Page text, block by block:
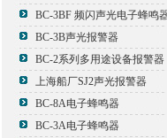
BC-3BF 频闪声光电子蜂鸣
BC-3B声光报警器
BC-2系列多用途设备报警器
上海船厂SJ2声光报警器
BC-8A电子蜂鸣器
BC-3A电子蜂鸣器